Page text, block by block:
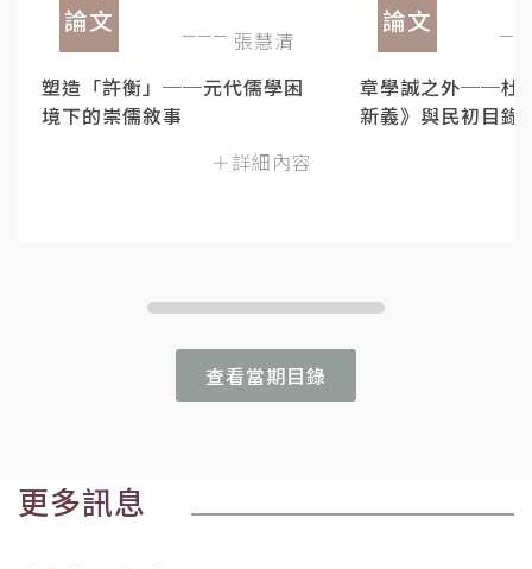
論文
張慧清
塑造「許衡」──元代儒學困
境下的崇儒敘事
＋詳細內容
論文
章學誠之外──杜
新義》與民初目錄
查看當期目錄
更多訊息